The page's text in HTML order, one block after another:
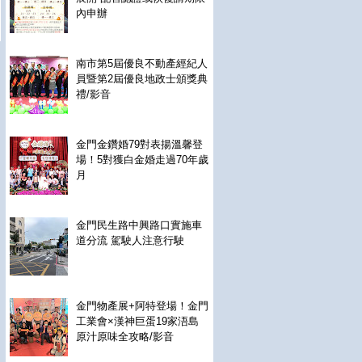
內申辦
南市第5屆優良不動產經紀人
員暨第2屆優良地政士頒獎典
禮/影音
金門金鑽婚79對表揚溫馨登
場！5對獲白金婚走過70年歲
月
金門民生路中興路口實施車
道分流 駕駛人注意行駛
金門物產展+阿特登場！金門
工業會×漢神巨蛋19家浯島
原汁原味全攻略/影音